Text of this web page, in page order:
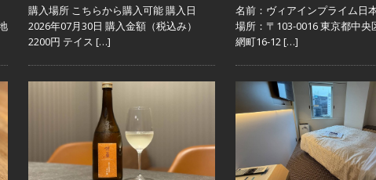
購入場所 こちらから購入可能 購入日
2026年07月30日 購入金額（税込み）
2200円 テイス […]
名前：ヴィアインプライム日
場所：〒103-0016 東京都中央
網町16-12[…]